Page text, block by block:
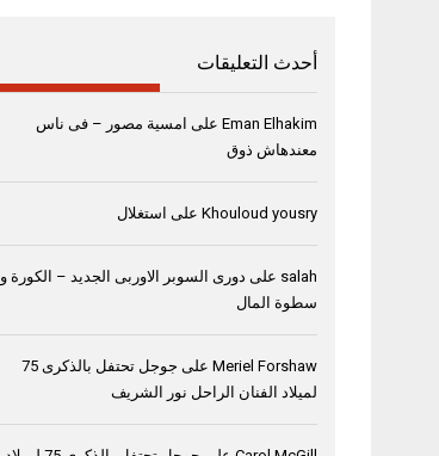
أحدث التعليقات
Eman Elhakim على امسية مصور – فى ناس
معندهاش ذوق
Khouloud yousry على استغلال
salah على دورى السوبر الاوربى الجديد – الكورة و
سطوة المال
Meriel Forshaw على
جوجل تحتفل بالذكرى 75
لميلاد الفنان الراحل نور الشريف